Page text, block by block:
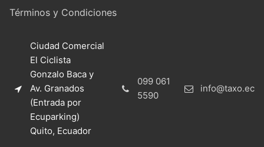
Términos y Condiciones
Ciudad Comercial
El Ciclista
Gonzalo Baca y
Av. Granados
(Entrada por
Ecuparking)
Quito, Ecuador
099 061
5590
info@taxo.ec